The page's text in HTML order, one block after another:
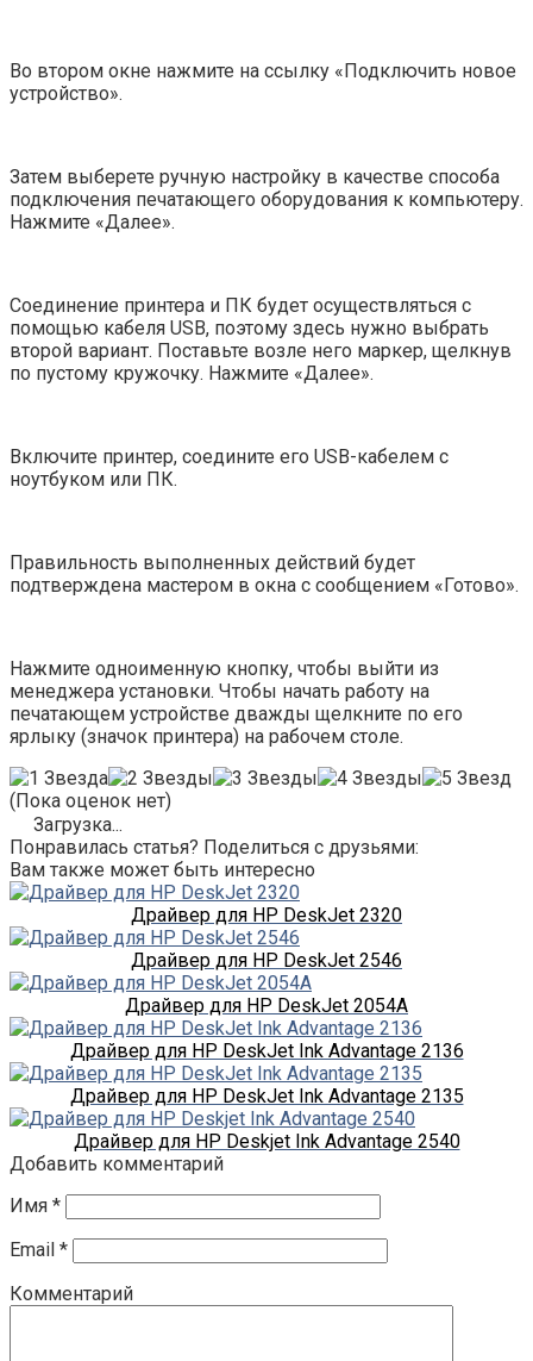
Во втором окне нажмите на ссылку «Подключить новое
устройство».
Затем выберете ручную настройку в качестве способа
подключения печатающего оборудования к компьютеру.
Нажмите «Далее».
Соединение принтера и ПК будет осуществляться с
помощью кабеля USB, поэтому здесь нужно выбрать
второй вариант. Поставьте возле него маркер, щелкнув
по пустому кружочку. Нажмите «Далее».
Включите принтер, соедините его USB-кабелем с
ноутбуком или ПК.
Правильность выполненных действий будет
подтверждена мастером в окна с сообщением «Готово».
Нажмите одноименную кнопку, чтобы выйти из
менеджера установки. Чтобы начать работу на
печатающем устройстве дважды щелкните по его
ярлыку (значок принтера) на рабочем столе.
(Пока оценок нет)
Загрузка...
Понравилась статья? Поделиться с друзьями:
Вам также может быть интересно
Драйвер для HP DeskJet 2320
Драйвер для HP DeskJet 2546
Драйвер для HP DeskJet 2054A
Драйвер для HP DeskJet Ink Advantage 2136
Драйвер для HP DeskJet Ink Advantage 2135
Драйвер для HP Deskjet Ink Advantage 2540
Добавить комментарий
Имя *
Email *
Комментарий